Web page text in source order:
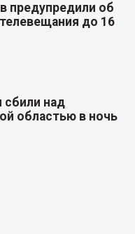
предупредили об
до 16
сбили над
областью в ночь